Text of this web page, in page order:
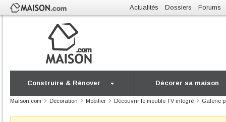
Actualités Dossiers Forums
Construire & Rénover Décorer sa maison
Maison.com Décoration Mobilier Découvrir le meuble TV intégré Galerie